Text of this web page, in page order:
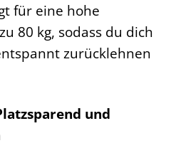
für eine hohe
80 kg, sodass du dich
zurücklehnen
und